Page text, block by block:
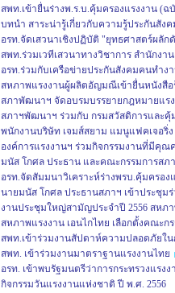
สพท.เข้ายื่นร่างพ.ร.บ.คุ้มครองแรงงาน (
บทนำ สาระน่ารู้เกี่ยวกับความรู้ประกันสังค
อรท.จัดเสวนาเชิงปฏิบัติ "ยุทธศาสตร์ผลัก
สพท.ร่วมเวทีเสวนาทางวิชาการ สำนักง
อรท.ร่วมกับเครือข่ายประกันสังคมคนทำง
สหภาพแรงงานผู้ผลิตอัญมณีเข้ายื่นหนังสือ
สภาพัฒนาฯ จัดอบรมบรรยายกฎหมายแร
สภาฯพัฒนาฯ ร่วมกับ กรมสวัสดิการและคุ้
พนักงานบริษัท เจมส์สยาม แมนูแฟคเจอริ่
องค์การแรงงานฯ ร่วมกิจกรรมงานที่มีคุณค่
มนัส โกศล ประธาน และคณะกรรมการส
อรท.จัดสัมมนาวิเคราะห์ร่างพรบ.คุ้มครอง
นายมนัส โกศล ประธานสภาฯ เข้าประชุ
งานประชุมใหญ่สามัญประจำปี 2556 สหภา
สหภาพแรงงาน เอนไกไทย เลือกตั้งคณะ
สพท.เข้าร่วมงานสัปดาห์ความปลอดภัยใ
สพท. เข้าร่วมงานมาตราฐานแรงงานไทย
อรท. เข้าพบรัฐมนตรีว่าการกระทรวงแรงง
กิจกรรมวันแรงงานแห่งชาติ ปี พ.ศ. 2556